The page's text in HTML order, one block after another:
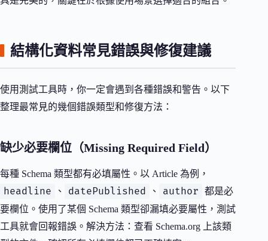
結構化資料常見錯誤與修復建議
使用測試工具時，你一定會遇到各種錯誤和警告。以下
整理最常見的幾個錯誤類型和修復方法：
缺少必要欄位（Missing Required Field）
每種 Schema 類型都有必填屬性。以 Article 為例，
headline 、 datePublished 、 author
都是必
要欄位。使用了某個 Schema 類型卻漏填必要屬性，測試
工具就會回報錯誤。解決方法：查看 Schema.org 上該類